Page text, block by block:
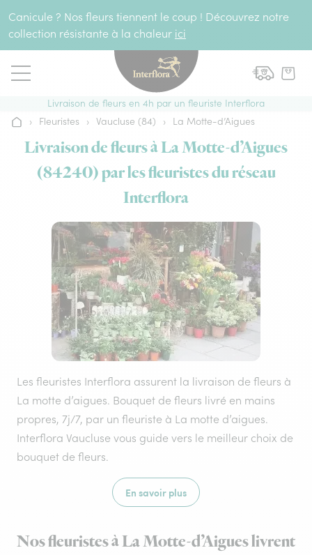
Canicule ? Nos fleurs tiennent le coup ! Découvrez notre
collection résistante à la chaleur ici
Livraison de fleurs en 4h par un fleuriste Interflora
Accueil
› Fleuristes › Vaucluse (84) › La Motte-d’Aigues
Livraison de fleurs à La Motte-d’Aigues
(84240) par les fleuristes du réseau
Interflora
Les fleuristes Interflora assurent la livraison de fleurs à
La motte d’aigues. Bouquet de fleurs livré en mains
propres, 7j/7, par un fleuriste à La motte d’aigues.
Interflora Vaucluse vous guide vers le meilleur choix de
bouquet de fleurs.
En savoir plus
Nos fleuristes à La Motte-d’Aigues livrent